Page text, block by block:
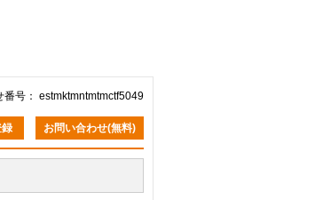
番号： estmktmntmtmctf5049
録 お問い合わせ(無料)